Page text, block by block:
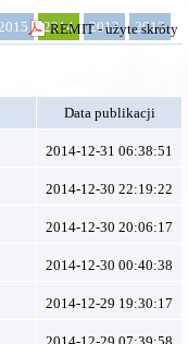
2014 2013 2012
REMIT - użyte skróty
Data publikacji
2014-12-31 06:38:51
2014-12-30 22:19:22
2014-12-30 20:06:17
2014-12-30 00:40:38
2014-12-29 19:30:17